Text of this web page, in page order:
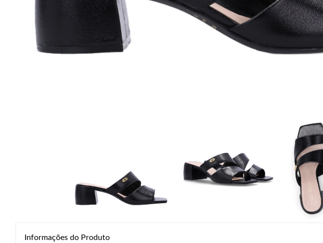
Informações do Produto